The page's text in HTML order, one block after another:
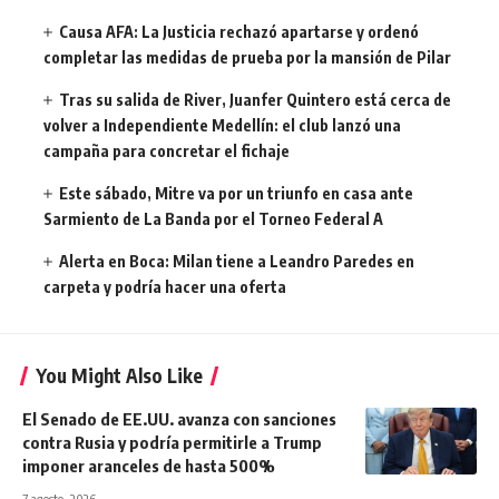
Causa AFA: La Justicia rechazó apartarse y ordenó
completar las medidas de prueba por la mansión de Pilar
Tras su salida de River, Juanfer Quintero está cerca de
volver a Independiente Medellín: el club lanzó una
campaña para concretar el fichaje
Este sábado, Mitre va por un triunfo en casa ante
Sarmiento de La Banda por el Torneo Federal A
Alerta en Boca: Milan tiene a Leandro Paredes en
carpeta y podría hacer una oferta
You Might Also Like
El Senado de EE.UU. avanza con sanciones
contra Rusia y podría permitirle a Trump
imponer aranceles de hasta 500%